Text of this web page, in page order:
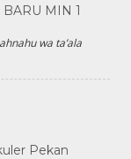
MIN 1
wa ta’ala
Pekan